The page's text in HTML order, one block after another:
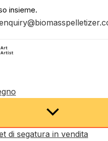
insieme.
di segatura in vendita